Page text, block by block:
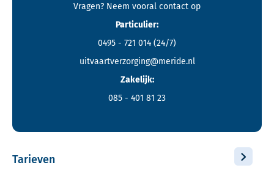
Vragen? Neem vooral contact op
Particulier:
0495 - 721 014 (24/7)
uitvaartverzorging@meride.nl
Zakelijk:
085 - 401 81 23
Tarieven